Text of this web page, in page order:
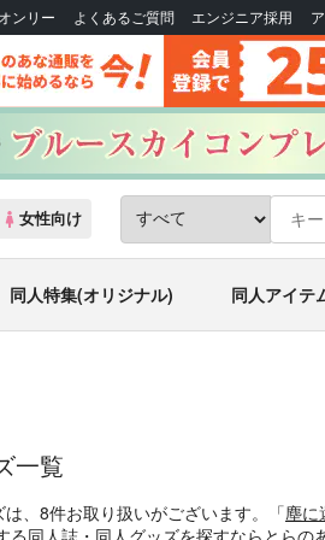
ンリー よくあるご質問 エンジニア採用
女性向け
同人特集(オリジナル) 同人アイテ
一覧
、8件お取り扱いがございます。「塵に
同人誌・同人グッズを探すならとらの